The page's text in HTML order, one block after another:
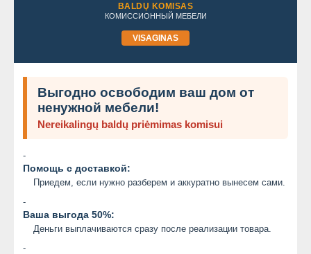
BALDŲ KOMISAS
КОМИССИОННЫЙ МЕБЕЛИ
VISAGINAS
Выгодно освободим ваш дом от
ненужной мебели!
Nereikalingų baldų priėmimas komisui
-
Помощь с доставкой:
Приедем, если нужно разберем и аккуратно вынесем сами.
-
Ваша выгода 50%:
Деньги выплачиваются сразу после реализации товара.
-